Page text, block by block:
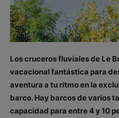
Los cruceros fluviales de Le
vacacional fantástica para
aventura a tu ritmo en la
barco. Hay barcos de varios
capacidad para entre 4 y 10